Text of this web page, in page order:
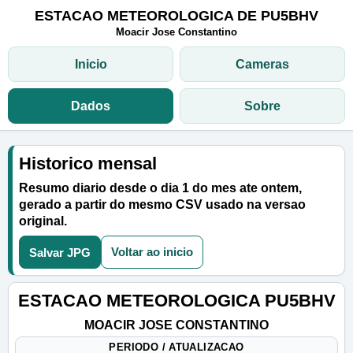
ESTACAO METEOROLOGICA DE PU5BHV
Moacir Jose Constantino
Inicio Cameras
Dados Sobre
Historico mensal
Resumo diario desde o dia 1 do mes ate ontem,
gerado a partir do mesmo CSV usado na versao
original.
Salvar JPG Voltar ao inicio
ESTACAO METEOROLOGICA PU5BHV
MOACIR JOSE CONSTANTINO
PERIODO / ATUALIZACAO